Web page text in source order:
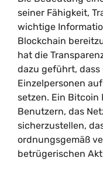
seiner Fähigkeit,
wichtige
Blockchain
hat die
dazu geführt,
Einzelpersonen
setzen. Ein Bitcoin
Benutzern, das
sicherzustellen,
ordnungsgemäß
betrügerischen